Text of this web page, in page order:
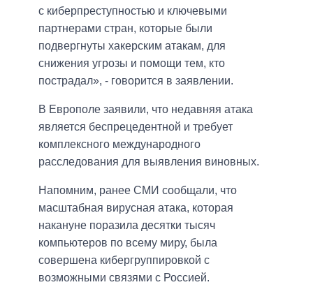
с киберпреступностью и ключевыми
партнерами стран, которые были
подвергнуты хакерским атакам, для
снижения угрозы и помощи тем, кто
пострадал», - говорится в заявлении.
В Европоле заявили, что недавняя атака
является беспрецедентной и требует
комплексного международного
расследования для выявления виновных.
Напомним, ранее СМИ сообщали, что
масштабная вирусная атака, которая
накануне поразила десятки тысяч
компьютеров по всему миру, была
совершена кибергруппировкой с
возможными связями с Россией.